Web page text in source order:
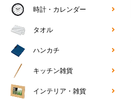
時計・カレンダー
タオル
ハンカチ
キッチン雑貨
インテリア・雑貨